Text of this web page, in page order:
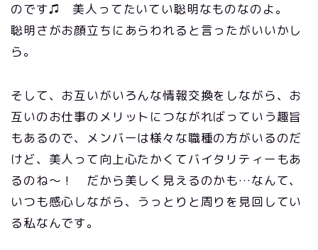
のです♫ 美人ってたいてい聡明なものなのよ。
聡明さがお顔立ちにあらわれると言ったがいいかし
ら。
そして、お互いがいろんな情報交換をしながら、お
互いのお仕事のメリットにつながればっていう趣旨
もあるので、メンバーは様々な職種の方がいるのだ
けど、美人って向上心たかくてバイタリティーもあ
るのね～！ だから美しく見えるのかも…なんて、
いつも感心しながら、うっとりと周りを見回してい
る私なんです。